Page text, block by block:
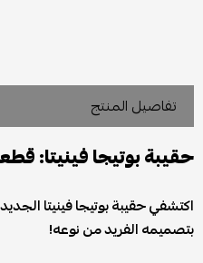
تفاصيل المنتج
حقيبة بوتيجا فينيتا:
اكتشفي حقيبة بوتيجا فينيتا
بتصميمه الفريد من نوعه!